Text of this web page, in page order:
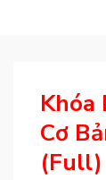
Khóa
Cơ
(Full)